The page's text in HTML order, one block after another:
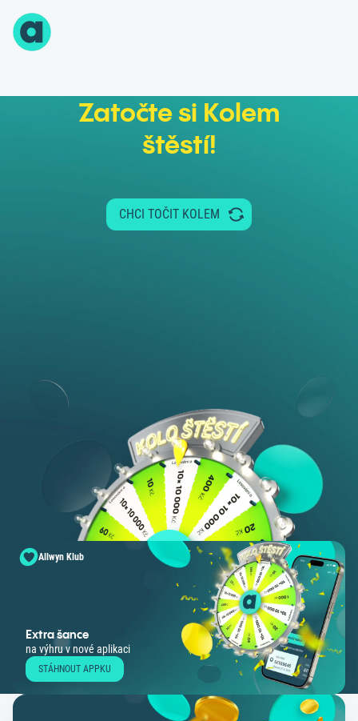
Zatočte si Kolem
štěstí!
CHCI TOČIT KOLEM
Allwyn Klub
Extra šance
na výhru v nové aplikaci
STÁHNOUT APPKU